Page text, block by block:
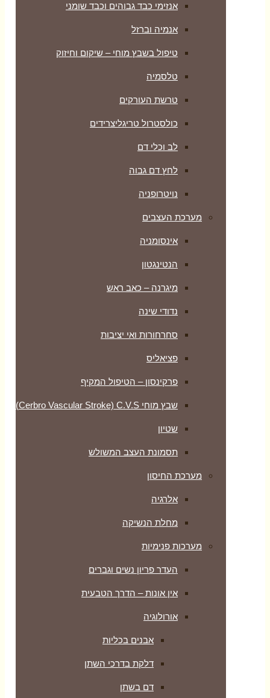
אנזימי כבד גבוהים וכבד שומני
אנמיה וברזל
טיפול בשבץ מוחי – שיקום וחיזוק
טלסמיה
טרשת העורקים
כולסטרול טריגליצרידים
לב וכלי דם
לחץ דם גבוה
נויטרופניה
מערכת העצבים
אינסומניה
הנטינגטון
מיגרנה – כאב ראש
נדודי שינה
סחרחורות ואי יציבות
פציאליס
פרקינסון – הטיפול המקיף
שבץ מוחי Cerbro Vascular Stroke) C.V.S)
שטיון
תסמונת העצב המשולש
מערכת החיסון
אלרגיה
מחלת הנשיקה
מערכות פנימיות
העדר פריון נשים וגברים
אין אונות – הדרך הטבעית
אורולוגיה
אבנים בכליות
דלקת בדרכי השתן
דם בשתן